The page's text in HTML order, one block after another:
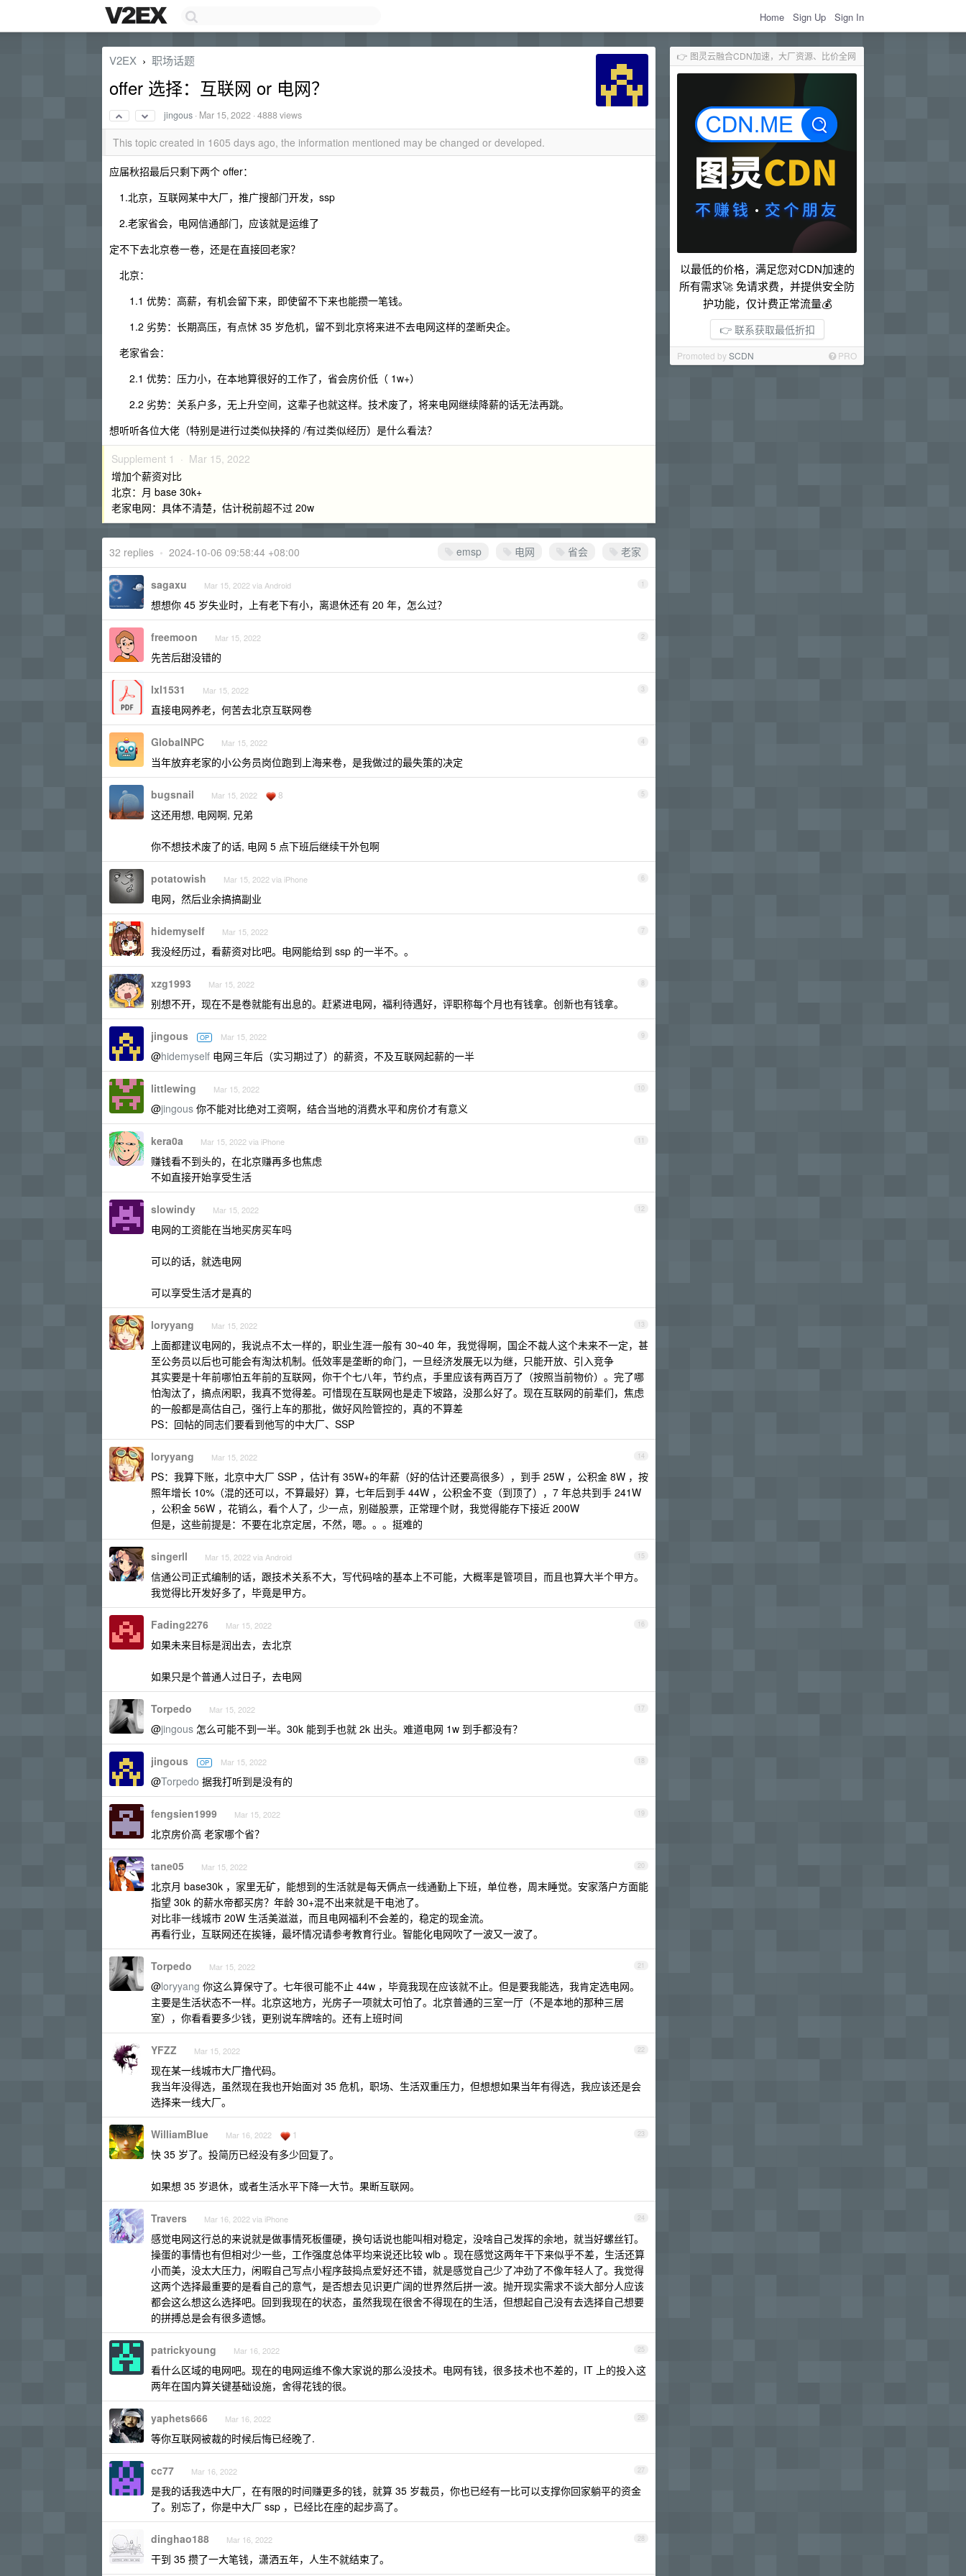
Home Sign Up Sign In
👉 图灵云融合CDN加速，大厂资源、比价全网
以最低的价格，满足您对CDN加速的
所有需求🚀 免请求费，并提供安全防
护功能，仅计费正常流量💰
👉 联系获取最低折扣
Promoted bySCDN PRO
V2EX › 职场话题
offer 选择：互联网 or 电网？
jingous · Mar 15, 2022 · 4888 views
This topic created in 1605 days ago, the information mentioned may be changed or developed.
应届秋招最后只剩下两个 offer：
1.北京，互联网某中大厂，推广搜部门开发，ssp
2.老家省会，电网信通部门，应该就是运维了
定不下去北京卷一卷，还是在直接回老家？
北京：
1.1 优势：高薪，有机会留下来，即使留不下来也能攒一笔钱。
1.2 劣势：长期高压，有点怵 35 岁危机，留不到北京将来进不去电网这样的垄断央企。
老家省会：
2.1 优势：压力小，在本地算很好的工作了，省会房价低（ 1w+）
2.2 劣势：关系户多，无上升空间，这辈子也就这样。技术废了，将来电网继续降薪的话无法再跳。
想听听各位大佬（特别是进行过类似抉择的 /有过类似经历）是什么看法？
Supplement 1 · Mar 15, 2022
增加个薪资对比
北京：月 base 30k+
老家电网：具体不清楚，估计税前超不过 20w
emsp 电网 省会 老家
32 replies • 2024-10-06 09:58:44 +08:00
1
sagaxu Mar 15, 2022 via Android
想想你 45 岁失业时，上有老下有小，离退休还有 20 年，怎么过？
2
freemoon Mar 15, 2022
先苦后甜没错的
3
lxl1531 Mar 15, 2022
直接电网养老，何苦去北京互联网卷
4
GlobalNPC Mar 15, 2022
当年放弃老家的小公务员岗位跑到上海来卷，是我做过的最失策的决定
5
bugsnail Mar 15, 2022 8
这还用想, 电网啊, 兄弟
你不想技术废了的话, 电网 5 点下班后继续干外包啊
6
potatowish Mar 15, 2022 via iPhone
电网，然后业余搞搞副业
7
hidemyself Mar 15, 2022
我没经历过，看薪资对比吧。电网能给到 ssp 的一半不。。
8
xzg1993 Mar 15, 2022
别想不开，现在不是卷就能有出息的。赶紧进电网，福利待遇好，评职称每个月也有钱拿。创新也有钱拿。
9
jingous OP Mar 15, 2022
@hidemyself 电网三年后（实习期过了）的薪资，不及互联网起薪的一半
10
littlewing Mar 15, 2022
@jingous 你不能对比绝对工资啊，结合当地的消费水平和房价才有意义
11
kera0a Mar 15, 2022 via iPhone
赚钱看不到头的，在北京赚再多也焦虑
不如直接开始享受生活
12
slowindy Mar 15, 2022
电网的工资能在当地买房买车吗
可以的话，就选电网
可以享受生活才是真的
13
loryyang Mar 15, 2022
上面都建议电网的，我说点不太一样的，职业生涯一般有 30~40 年，我觉得啊，国企不裁人这个未来不一定，甚
至公务员以后也可能会有淘汰机制。低效率是垄断的命门，一旦经济发展无以为继，只能开放、引入竞争
其实要是十年前哪怕五年前的互联网，你干个七八年，节约点，手里应该有两百万了（按照当前物价）。完了哪
怕淘汰了，搞点闲职，我真不觉得差。可惜现在互联网也是走下坡路，没那么好了。现在互联网的前辈们，焦虑
的一般都是高估自己，强行上车的那批，做好风险管控的，真的不算差
PS：回帖的同志们要看到他写的中大厂、SSP
14
loryyang Mar 15, 2022
PS：我算下账，北京中大厂 SSP ，估计有 35W+的年薪（好的估计还要高很多），到手 25W ，公积金 8W ，按
照年增长 10%（混的还可以，不算最好）算，七年后到手 44W ，公积金不变（到顶了），7 年总共到手 241W
，公积金 56W ，花销么，看个人了，少一点，别碰股票，正常理个财，我觉得能存下接近 200W
但是，这些前提是：不要在北京定居，不然，嗯。。。挺难的
15
singerll Mar 15, 2022 via Android
信通公司正式编制的话，跟技术关系不大，写代码啥的基本上不可能，大概率是管项目，而且也算大半个甲方。
我觉得比开发好多了，毕竟是甲方。
16
Fading2276 Mar 15, 2022
如果未来目标是润出去，去北京
如果只是个普通人过日子，去电网
17
Torpedo Mar 15, 2022
@jingous 怎么可能不到一半。30k 能到手也就 2k 出头。难道电网 1w 到手都没有？
18
jingous OP Mar 15, 2022
@Torpedo 据我打听到是没有的
19
fengsien1999 Mar 15, 2022
北京房价高 老家哪个省？
20
tane05 Mar 15, 2022
北京月 base30k ，家里无矿，能想到的生活就是每天俩点一线通勤上下班，单位卷，周末睡觉。安家落户方面能
指望 30k 的薪水帝都买房？年龄 30+混不出来就是干电池了。
对比非一线城市 20W 生活美滋滋，而且电网福利不会差的，稳定的现金流。
再看行业，互联网还在挨锤，最坏情况请参考教育行业。智能化电网吹了一波又一波了。
21
Torpedo Mar 15, 2022
@loryyang 你这么算保守了。七年很可能不止 44w ，毕竟我现在应该就不止。但是要我能选，我肯定选电网。
主要是生活状态不一样。北京这地方，光房子一项就太可怕了。北京普通的三室一厅（不是本地的那种三居
室），你看看要多少钱，更别说车牌啥的。还有上班时间
22
YFZZ Mar 15, 2022
现在某一线城市大厂撸代码。
我当年没得选，虽然现在我也开始面对 35 危机，职场、生活双重压力，但想想如果当年有得选，我应该还是会
选择来一线大厂。
23
WilliamBlue Mar 16, 2022 1
快 35 岁了。投简历已经没有多少回复了。
如果想 35 岁退休，或者生活水平下降一大节。果断互联网。
24
Travers Mar 16, 2022 via iPhone
感觉电网这行总的来说就是做事情死板僵硬，换句话说也能叫相对稳定，没啥自己发挥的余地，就当好螺丝钉。
操蛋的事情也有但相对少一些，工作强度总体平均来说还比较 wlb 。现在感觉这两年干下来似乎不差，生活还算
小而美，没太大压力，闲暇自己写点小程序鼓捣点爱好还不错，就是感觉自己少了冲劲了不像年轻人了。我觉得
这两个选择最重要的是看自己的意气，是否想去见识更广阔的世界然后拼一波。抛开现实需求不谈大部分人应该
都会这么想这么选择吧。回到我现在的状态，虽然我现在很舍不得现在的生活，但想起自己没有去选择自己想要
的拼搏总是会有很多遗憾。
25
patrickyoung Mar 16, 2022
看什么区域的电网吧。现在的电网运维不像大家说的那么没技术。电网有钱，很多技术也不差的，IT 上的投入这
两年在国内算关键基础设施，舍得花钱的很。
26
yaphets666 Mar 16, 2022
等你互联网被裁的时候后悔已经晚了.
27
cc77 Mar 16, 2022
是我的话我选中大厂，在有限的时间赚更多的钱，就算 35 岁裁员，你也已经有一比可以支撑你回家躺平的资金
了。别忘了，你是中大厂 ssp ，已经比在座的起步高了。
28
dinghao188 Mar 16, 2022
干到 35 攒了一大笔钱，潇洒五年，人生不就结束了。